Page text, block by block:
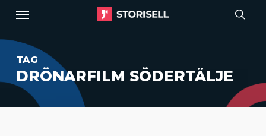
main
content
Menu
TAG
DRÖNARFILM SÖDERTÄLJE